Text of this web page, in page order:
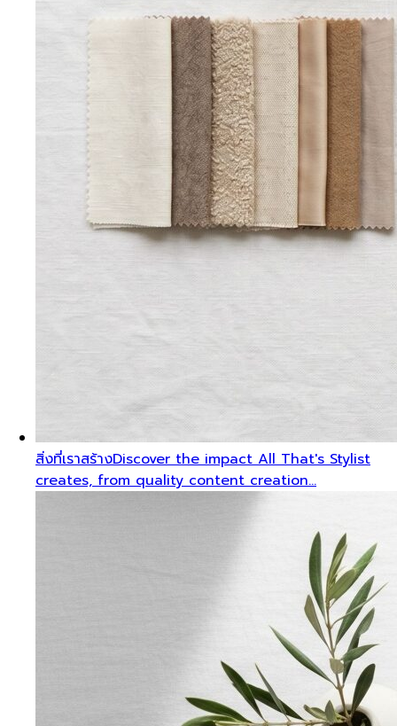
สิ่งที่เราสร้างDiscover the impact All That's Stylist
creates, from quality content creation…